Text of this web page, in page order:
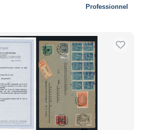
Professionnel